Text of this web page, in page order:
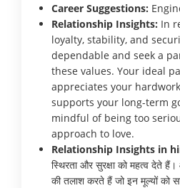
Career Suggestions:
Relationship Insights: In
loyalty, stability, and
dependable and seek a
these values. Your ideal
appreciates your
supports your long-term
mindful of being too
approach to love.
Relationship Insights in
स्थिरता और सुरक्षा को महत्व देते
की तलाश करते हैं जो इन मूल्यों को